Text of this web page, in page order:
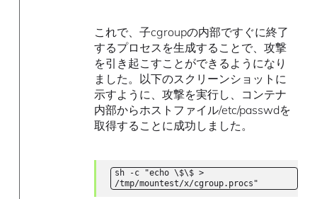
これで、子cgroupの内部ですぐに終了
するプロセスを生成することで、攻撃
を引き起こすことができるようになり
ました。以下のスクリーンショットに
示すように、攻撃を実行し、コンテナ
内部からホストファイル/etc/passwdを
取得することに成功しました。
sh -c "echo \$\$ >
/tmp/mountest/x/cgroup.procs"